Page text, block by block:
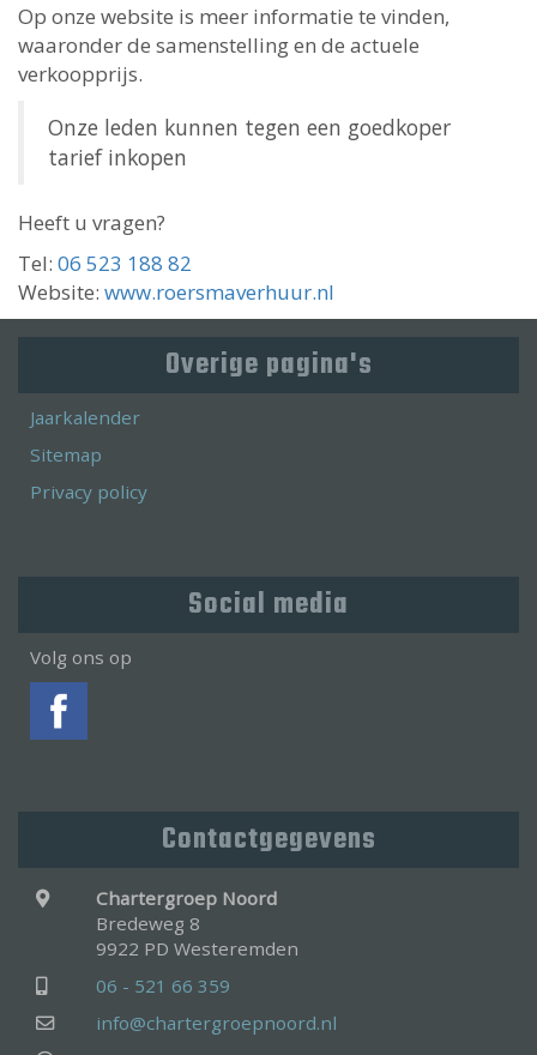
Op onze website is meer informatie te vinden,
waaronder de samenstelling en de actuele
verkoopprijs.
Onze leden kunnen tegen een goedkoper
tarief inkopen
Heeft u vragen?
Tel: 06 523 188 82
Website: www.roersmaverhuur.nl
Overige pagina's
Jaarkalender
Sitemap
Privacy policy
Social media
Volg ons op
Contactgegevens
Chartergroep Noord
Bredeweg 8
9922 PD Westeremden
06 - 521 66 359
info@chartergroepnoord.nl